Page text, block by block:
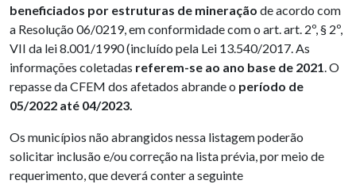
beneficiados por estruturas de mineração de acordo com
a Resolução 06/0219, em conformidade com o art. art. 2º, § 2º,
VII da lei 8.001/1990 (incluído pela Lei 13.540/2017. As
informações coletadas referem-se ao ano base de 2021. O
repasse da CFEM dos afetados abrande o período de
05/2022 até 04/2023.
Os municípios não abrangidos nessa listagem poderão
solicitar inclusão e/ou correção na lista prévia, por meio de
requerimento, que deverá conter a seguinte